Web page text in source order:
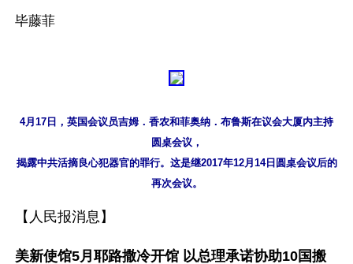
毕藤菲
4月17日，英国会议员吉姆．香农和菲奥纳．布鲁斯在议会大厦内主持
圆桌会议，
揭露中共活摘良心犯器官的罪行。这是继2017年12月14日圆桌会议后的
【人民报消息】
美新使馆5月耶路撒冷开馆 以总理承诺协助10国搬